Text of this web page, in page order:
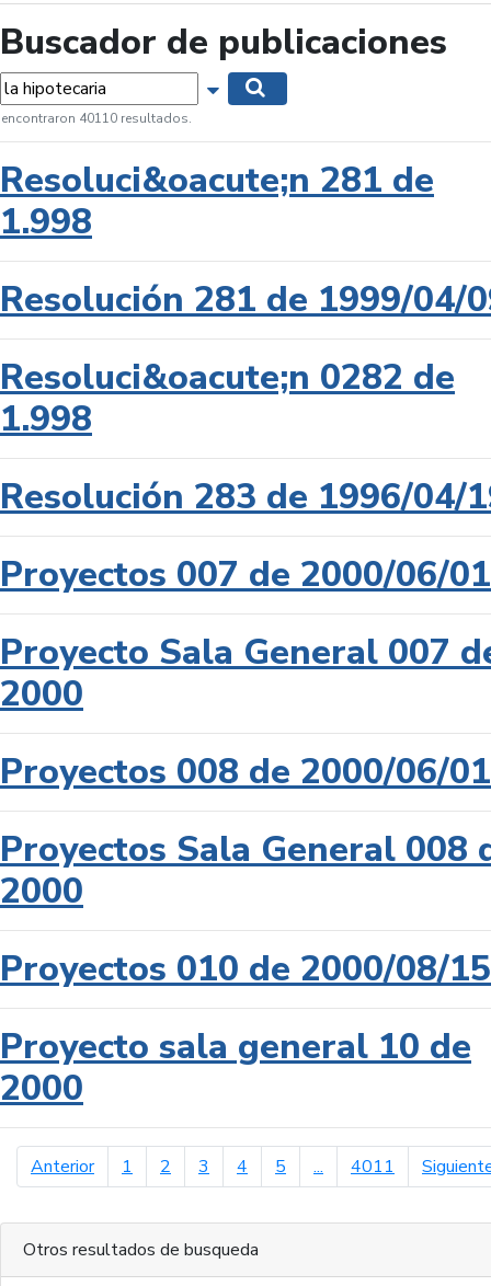
Buscador de publicaciones
Mostrar opciones de búsqueda
encontraron 40110 resultados.
Resoluci&oacute;n 281 de
1.998
Resolución 281 de 1999/04/
Resoluci&oacute;n 0282 de
1.998
Resolución 283 de 1996/04/
Proyectos 007 de 2000/06/01
Proyecto Sala General 007
2000
Proyectos 008 de 2000/06/01
Proyectos Sala General 008
2000
Proyectos 010 de 2000/08/15
Proyecto sala general 10 de
2000
Anteriorpágina anterior
1 2 3 4 5 ... 4011
Otros resultados de busqueda